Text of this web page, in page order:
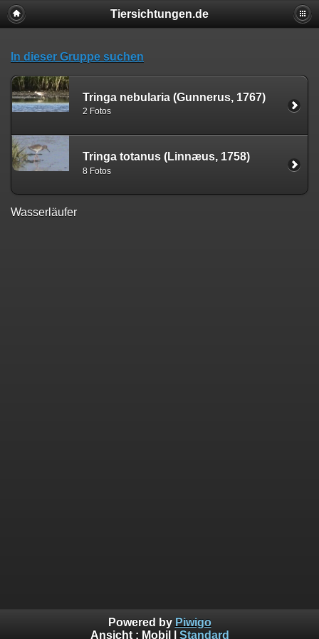
Tiersichtungen.de
In dieser Gruppe suchen
Tringa nebularia (Gunnerus, 1767)
2 Fotos
Tringa totanus (Linnæus, 1758)
8 Fotos
Wasserläufer
Powered by Piwigo
Ansicht : Mobil Standard